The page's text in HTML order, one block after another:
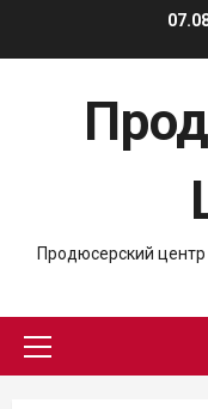
Продюсерский
Основное